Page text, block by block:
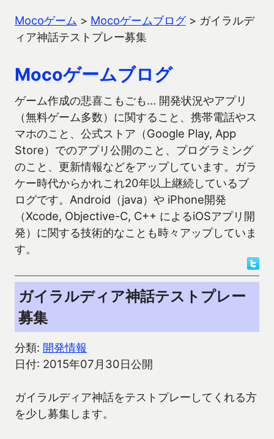
Mocoゲーム > Mocoゲームブログ> ガイラルデ
ィア神話テストプレー募集
Mocoゲームブログ
ゲーム作成の悲喜こもごも… 開発状況やアプリ
（無料ゲーム多数）に関すること、携帯電話やス
マホのこと、公式ストア（Google Play, App
Store）でのアプリ公開のこと、プログラミング
のこと、更新情報などをアップしています。ガラ
ケー時代からかれこれ20年以上継続しているブ
ログです。Android（java）や iPhone開発
（Xcode, Objective-C, C++ によるiOSアプリ開
発）に関する技術的なことも時々アップしていま
す。
ガイラルディア神話テストプレー
募集
分類: 開発情報
日付: 2015年07月30日公開
ガイラルディア神話をテストプレーしてくれる方
を少し募集します。